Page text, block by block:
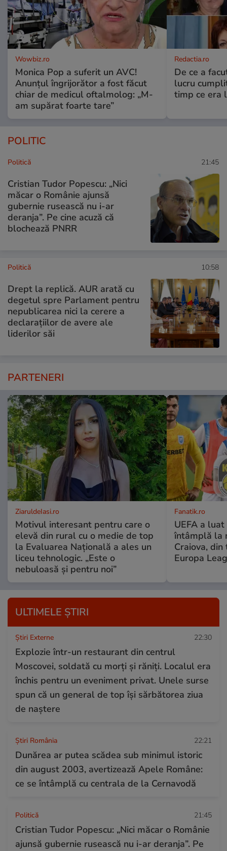
Wowbiz.ro
Monica Pop a suferit un AVC!
Anunțul îngrijorător a fost făcut
chiar de medicul oftalmolog: „M-
am supărat foarte tare”
Redactia.ro
De ce a
lucru
timp ce era
POLITIC
Politică 21:45
Cristian Tudor Popescu: „Nici
măcar o Românie ajunsă
gubernie rusească nu i-ar
deranja”. Pe cine acuză că
blochează PNRR
Politică 10:58
Drept la replică. AUR arată cu
degetul spre Parlament pentru
nepublicarea nici la cerere a
declarațiilor de avere ale
liderilor săi
PARTENERI
ZiaruldeIasi.ro
Motivul interesant pentru care o
elevă din rural cu o medie de top
la Evaluarea Națională a ales un
liceu tehnologic. „Este o
nebuloasă și pentru noi”
Fanatik.ro
UEFA a luat
întâmplă la
Craiova,
Europa
ULTIMELE ȘTIRI
Știri Externe 22:30
Explozie într-un restaurant din centrul
Moscovei, soldată cu morți și răniți. Localul era
închis pentru un eveniment privat. Unele surse
spun că un general de top își sărbătorea ziua
de naștere
Știri România 22:21
Dunărea ar putea scădea sub minimul istoric
din august 2003, avertizează Apele Române:
ce se întâmplă cu centrala de la Cernavodă
Politică 21:45
Cristian Tudor Popescu: „Nici măcar o Românie
ajunsă gubernie rusească nu i-ar deranja”. Pe